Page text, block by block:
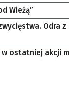
Wieżą”
Odra
ostatniej akcji